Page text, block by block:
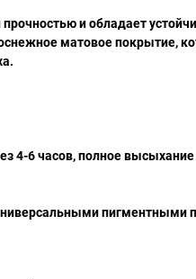
и обладает
матовое покрытие,
4-6 часов, полное
пигментными